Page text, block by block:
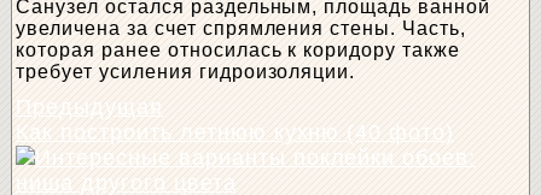
Санузел остался раздельным, площадь ванной
увеличена за счет спрямления стены. Часть,
которая ранее относилась к коридору также
требует усиления гидроизоляции.
Предыдущая
Как построить летнюю кухню (40 фото)